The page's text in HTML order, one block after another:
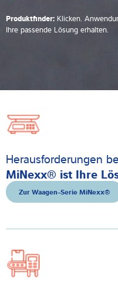
Produktfinder: Klicken.
Ihre passende Lösung erhalten.
Herausforderungen
MiNexx® ist Ihre
Zur Waagen-Serie MiNexx®